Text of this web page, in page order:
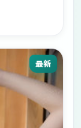
最新